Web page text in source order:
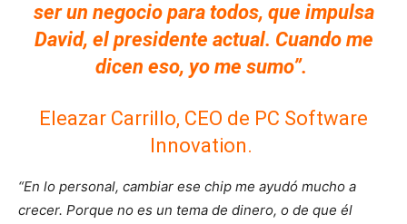
ser un negocio para todos, que impulsa
David, el presidente actual. Cuando me
dicen eso, yo me sumo”.
Eleazar Carrillo, CEO de PC Software
Innovation.
“En lo personal, cambiar ese chip me ayudó mucho a
crecer. Porque no es un tema de dinero, o de que él